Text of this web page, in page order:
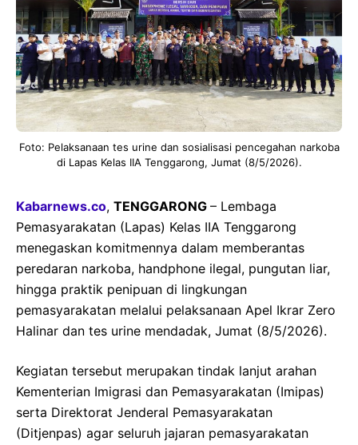
Foto: Pelaksanaan tes urine dan sosialisasi pencegahan narkoba
di Lapas Kelas IIA Tenggarong, Jumat (8/5/2026).
Kabarnews.co, TENGGARONG – Lembaga
Pemasyarakatan (Lapas) Kelas IIA Tenggarong
menegaskan komitmennya dalam memberantas
peredaran narkoba, handphone ilegal, pungutan liar,
hingga praktik penipuan di lingkungan
pemasyarakatan melalui pelaksanaan Apel Ikrar Zero
Halinar dan tes urine mendadak, Jumat (8/5/2026).
Kegiatan tersebut merupakan tindak lanjut arahan
Kementerian Imigrasi dan Pemasyarakatan (Imipas)
serta Direktorat Jenderal Pemasyarakatan
(Ditjenpas) agar seluruh jajaran pemasyarakatan